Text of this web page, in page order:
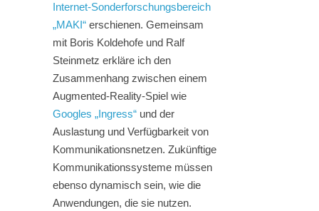
Internet-Sonderforschungsbereich
„MAKI“ erschienen. Gemeinsam
mit Boris Koldehofe und Ralf
Steinmetz erkläre ich den
Zusammenhang zwischen einem
Augmented-Reality-Spiel wie
Googles „Ingress“ und der
Auslastung und Verfügbarkeit von
Kommunikationsnetzen. Zukünftige
Kommunikationssysteme müssen
ebenso dynamisch sein, wie die
Anwendungen, die sie nutzen.